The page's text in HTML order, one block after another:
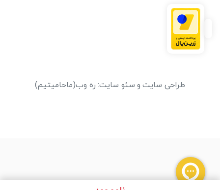
طراحی سایت و سئو سایت: ره وب(ماحامیتیم)